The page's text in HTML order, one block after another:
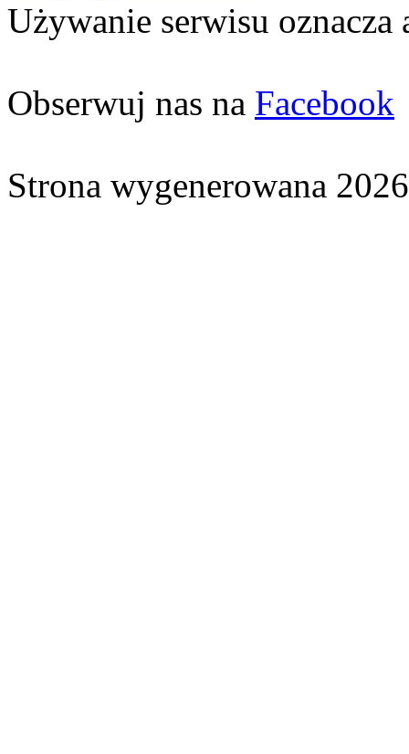
Używanie serwisu oznacza
Obserwuj nas na Facebook
Strona wygenerowana